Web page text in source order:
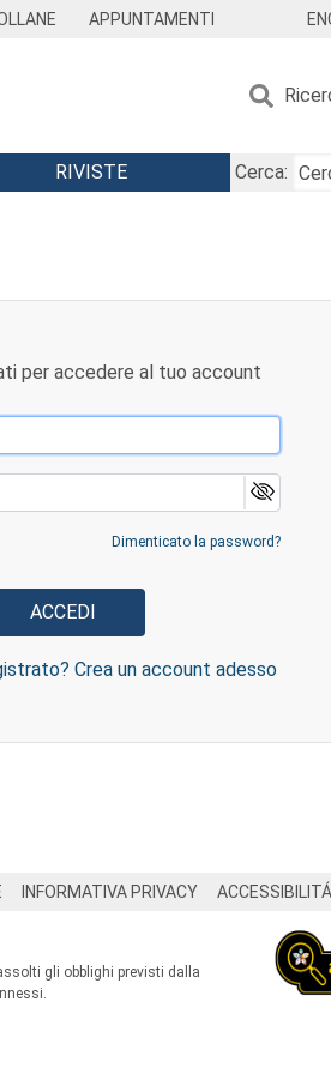
APPUNTAMENTI
RIVISTE
Cerca:
per accedere al tuo account
Dimenticato la password?
Crea un account adesso
INFORMATIVA PRIVACY ACCESSIBILITÁ
gli obblighi previsti dalla